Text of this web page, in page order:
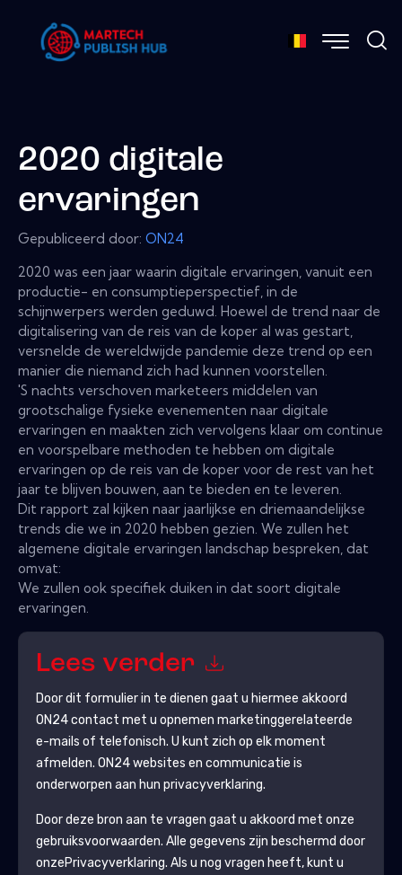
2020 digitale
ervaringen
Gepubliceerd door: ON24
2020 was een jaar waarin digitale ervaringen, vanuit een
productie- en consumptieperspectief, in de
schijnwerpers werden geduwd. Hoewel de trend naar de
digitalisering van de reis van de koper al was gestart,
versnelde de wereldwijde pandemie deze trend op een
manier die niemand zich had kunnen voorstellen.
'S nachts verschoven marketeers middelen van
grootschalige fysieke evenementen naar digitale
ervaringen en maakten zich vervolgens klaar om continue
en voorspelbare methoden te hebben om digitale
ervaringen op de reis van de koper voor de rest van het
jaar te blijven bouwen, aan te bieden en te leveren.
Dit rapport zal kijken naar jaarlijkse en driemaandelijkse
trends die we in 2020 hebben gezien. We zullen het
algemene digitale ervaringen landschap bespreken, dat
omvat:
We zullen ook specifiek duiken in dat soort digitale
ervaringen.
Lees verder
Door dit formulier in te dienen gaat u hiermee akkoord
ON24contact met u opnemen marketinggerelateerde
e-mails of telefonisch. U kunt zich op elk moment
afmelden. ON24websites en communicatie is
onderworpen aan hun privacyverklaring.
Door deze bron aan te vragen gaat u akkoord met onze
gebruiksvoorwaarden. Alle gegevens zijn beschermd door
onzePrivacyverklaring. Als u nog vragen heeft, kunt u